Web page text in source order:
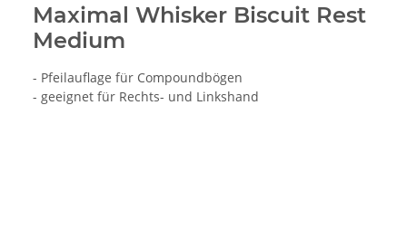
Maximal Whisker Biscuit Rest
Medium
- Pfeilauflage für Compoundbögen
- geeignet für Rechts- und Linkshand